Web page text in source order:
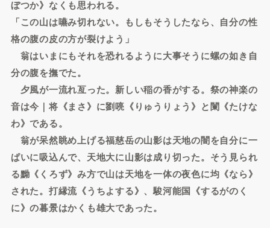
ぼつか》なくも思われる。
「この山は嚥み切れない。もしもそうしたなら、自分の性
格の腹の皮の方が裂けよう」
翁はいまにもそれを恐れるように大事そうに螺の如き自
分の腹を撫でた。
夕風が一流れ亙った。新しい稲の香がする。祭の神楽の
音は今｜将《まさ》に劉喨《りゅうりょう》と闌《たけな
わ》である。
翁が呆然眺め上げる福慈岳の山影は天地の闇を自分に一
ぱいに吸込んで、天地大に山影は成り切った。そう見られ
る黝《くろず》み方で山は天地を一体の夜色に均《なら》
された。打縁流《うちよする》、駿河能国《するがのく
に》の暮景はかくも雄大であった。